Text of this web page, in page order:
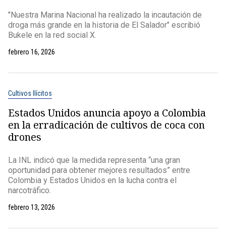
"Nuestra Marina Nacional ha realizado la incautación de
droga más grande en la historia de El Salador" escribió
Bukele en la red social X.
febrero 16, 2026
Cultivos Ilícitos
Estados Unidos anuncia apoyo a Colombia
en la erradicación de cultivos de coca con
drones
La INL indicó que la medida representa “una gran
oportunidad para obtener mejores resultados” entre
Colombia y Estados Unidos en la lucha contra el
narcotráfico.
febrero 13, 2026